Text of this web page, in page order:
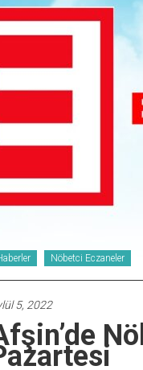
Nöbetci Eczaneler
5, 2022